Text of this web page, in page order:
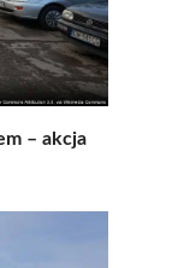
– akcja